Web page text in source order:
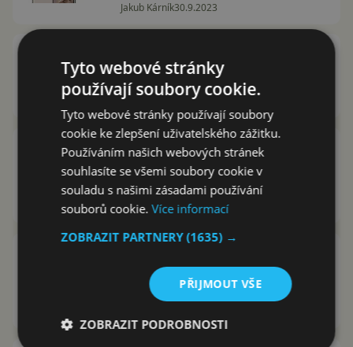
Jakub Kárník30.9.2023
méně, než se čekalo
Jakub Kárník26.9.2023
Google předčasně odhalil
hodinky Pixel Watch 2. Co je na
nich nového?
Jakub Kárník 10.9.2023
pořádně zatopí. Mrkněte na
uniklé specifikace
Tyto webové stránky
používají soubory cookie.
Tyto webové stránky používají soubory
cookie ke zlepšení uživatelského zážitku.
Používáním našich webových stránek
souhlasíte se všemi soubory cookie v
souladu s našimi zásadami používání
souborů cookie.Více informací
ZOBRAZIT PARTNERY(1635) →
PŘIJMOUT VŠE
ZOBRAZIT PODROBNOSTI